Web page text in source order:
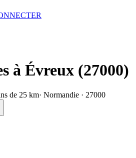
à Évreux (27000)
de 25 km· Normandie · 27000